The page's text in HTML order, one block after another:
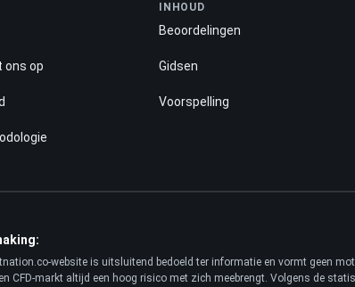
ons op
INHOUD
Beoordelingen
Gidsen
Voorspelling
website is uitsluitend bedoeld ter informatie en vormt geen
CFD-markt altijd een hoog risico met zich meebrengt. Volgens de